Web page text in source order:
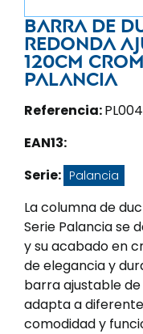
Barra de
redonda
120CM
Palancia
Referencia:PL004
EAN13:
Serie: Palancia
La columna de
Serie Palancia se
y su acabado en
de elegancia y
barra ajustable
adapta a
comodidad y